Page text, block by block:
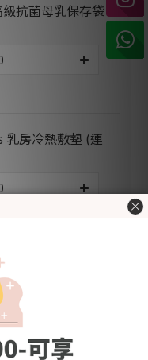
抗菌母乳保存袋
房冷熱敷墊 (連